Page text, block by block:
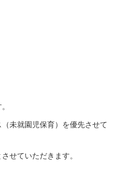
未就園児保育）を優先させて
せていただきます。